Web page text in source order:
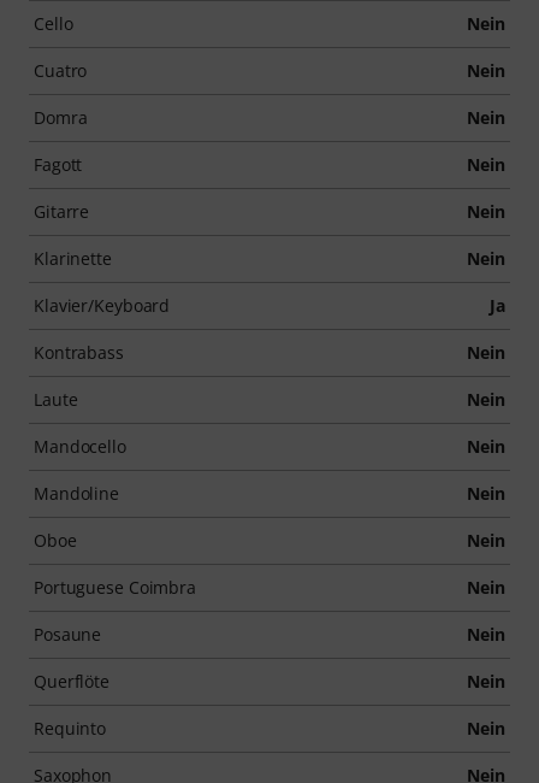
Cello Nein
Cuatro Nein
Domra Nein
Fagott Nein
Gitarre Nein
Klarinette Nein
Klavier/Keyboard Ja
Kontrabass Nein
Laute Nein
Mandocello Nein
Mandoline Nein
Oboe Nein
Portuguese Coimbra Nein
Posaune Nein
Querflöte Nein
Requinto Nein
Saxophon Nein